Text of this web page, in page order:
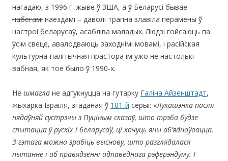
нагадаю, з 1996 г. жыве ў ЗША, а ў Беларусі бывае
набегамі наездамі – даволі трапна злавіла перамены ў
настроі беларусаў, асабліва маладых. Людзі гойсаюць па
ўсім свеце, авалодваюць заходнімі мовамі, і расійская
культурна-палітычная прастора ім ужо не настолькі
вабная, як тое было ў 1990-х.
Не шмагла не адгукнуцца на гутарку Галіна Айзенштадт,
жыхарка Ізраіля, згаданая ў 101-й серыі: «Лукашэнка пасля
нядаўняй сустрэчы з Пуціным сказаў, што трэба будзе
спытацца ў рускіх і беларусаў, ці хочуць яны аб’ядноўвацца.
З гэтага можна зрабіць выснову, што разглядалася
пытанне і аб правядзенні адпаведнага рэферэндуму. І